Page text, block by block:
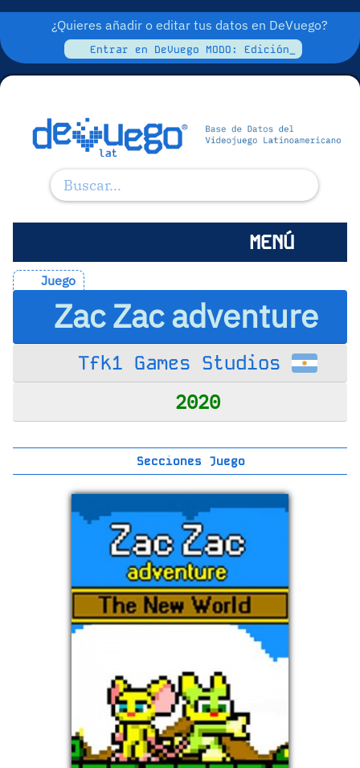
¿Quieres añadir o editar tus datos en DeVuego?
Entrar en DeVuego MODO: Edición_
MENÚ
Juego
Zac Zac adventure
Tfk1 Games Studios
2020
Secciones Juego